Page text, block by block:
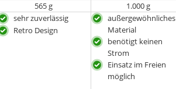
565 g 1.000 g
sehr zuverlässig
Retro Design
außergewöhnliches
Material
benötigt keinen
Strom
Einsatz im Freien
möglich